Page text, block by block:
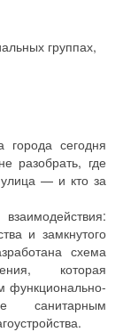
группах,
города сегодня
разобрать, где
— и кто за
и замкнутого
схема
которая
функционально-
санитарным